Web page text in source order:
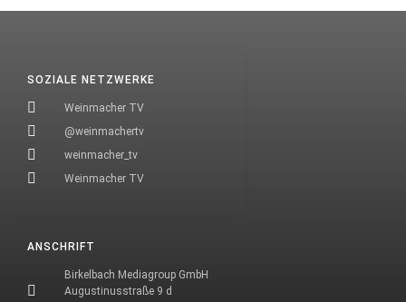
ANSCHRIFT
Birkelbach Mediagroup GmbH
Augustinusstraße 9 d
SOZIALE NETZWERKE
Weinmacher TV
@weinmachertv
weinmacher_tv
Weinmacher TV